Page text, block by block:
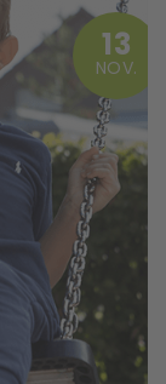
13
NOV.